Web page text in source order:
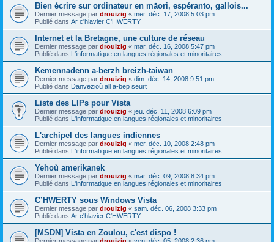
Bien écrire sur ordinateur en māori, espéranto, gallois...
Dernier message par drouizig « mer. déc. 17, 2008 5:03 pm
Publié dans Ar c'hlavier C'HWERTY
Internet et la Bretagne, une culture de réseau
Dernier message par drouizig « mar. déc. 16, 2008 5:47 pm
Publié dans L'informatique en langues régionales et minoritaires
Kemennadenn a-berzh breizh-taiwan
Dernier message par drouizig « dim. déc. 14, 2008 9:51 pm
Publié dans Danvezioù all a-bep seurt
Liste des LIPs pour Vista
Dernier message par drouizig « jeu. déc. 11, 2008 6:09 pm
Publié dans L'informatique en langues régionales et minoritaires
L'archipel des langues indiennes
Dernier message par drouizig « mer. déc. 10, 2008 2:48 pm
Publié dans L'informatique en langues régionales et minoritaires
Yehoù amerikanek
Dernier message par drouizig « mar. déc. 09, 2008 8:34 pm
Publié dans L'informatique en langues régionales et minoritaires
C’HWERTY sous Windows Vista
Dernier message par drouizig « sam. déc. 06, 2008 3:33 pm
Publié dans Ar c'hlavier C'HWERTY
[MSDN] Vista en Zoulou, c'est dispo !
Dernier message par drouizig « ven. déc. 05, 2008 2:36 pm